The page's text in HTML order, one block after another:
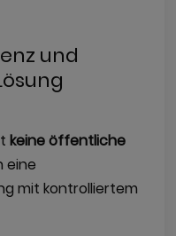
und
keine öffentliche
eine
mit kontrolliertem